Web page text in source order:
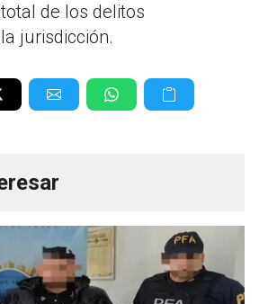
de los delitos
jurisdicción.